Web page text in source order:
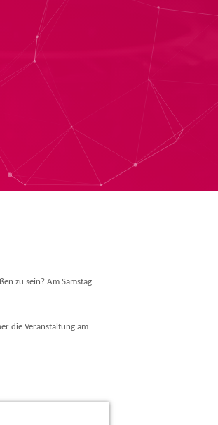
zu sein? Am Samstag
die Veranstaltung am